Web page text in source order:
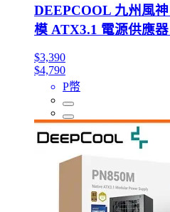
DEEPCOOL 九州風
模 ATX3.1 電源供應器
$3,390
$4,790
P幣